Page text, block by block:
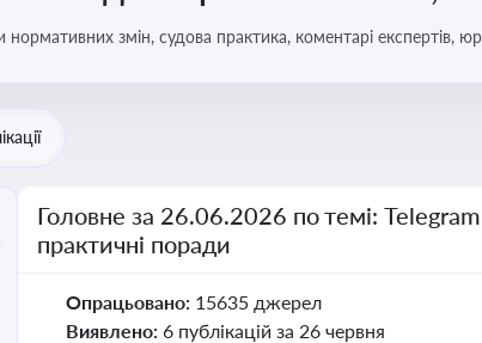
нормативних змін, судова практика, коментарі
Головне за 26.06.2026 по темі:
практичні поради
Опрацьовано: 15635 джерел
Виявлено: 6 публікацій за 26 червня